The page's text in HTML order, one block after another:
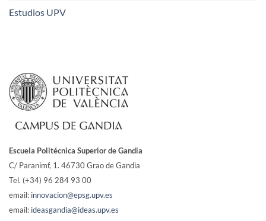
Estudios UPV
Escuela Politécnica Superior de Gandia
C/ Paranimf, 1. 46730 Grao de Gandia
Tel. (+34) 96 284 93 00
email: innovacion@epsg.upv.es
email: ideasgandia@ideas.upv.es